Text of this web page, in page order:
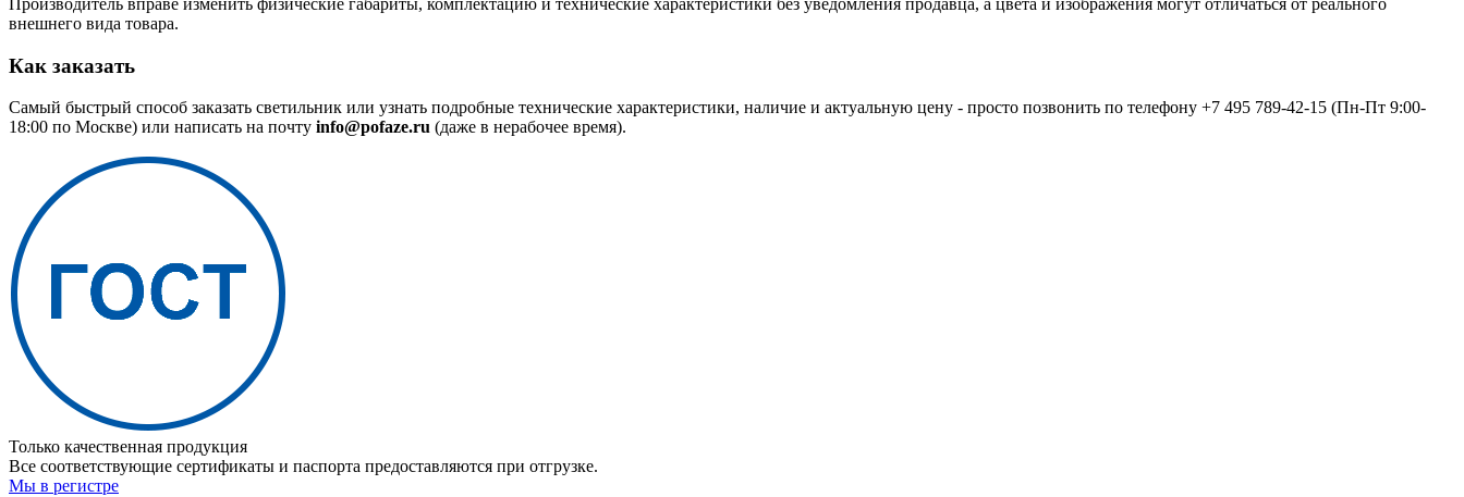
внешнего вида товара.
Как заказать
Самый быстрый способ заказать светильник или узнать подробные технические характеристики, наличие и актуальную цену - просто позвонить по телефону +7 495 789-42-15 (Пн-Пт 9:00-
18:00 по Москве) или написать на почту info@pofaze.ru (даже в нерабочее время).
Только качественная продукция
Все соответствующие сертификаты и паспорта предоставляются при отгрузке.
Мы в регистре